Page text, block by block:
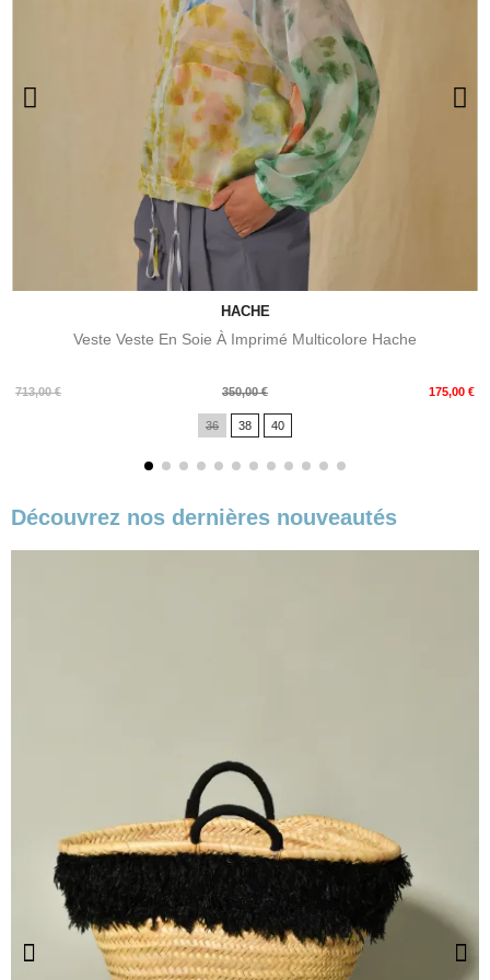
HACHE
Veste Veste En Soie À Imprimé Multicolore Hache
713,00 €
Prix
350,00 € 175,00 €
Prix
36 38 40
Découvrez nos dernières nouveautés